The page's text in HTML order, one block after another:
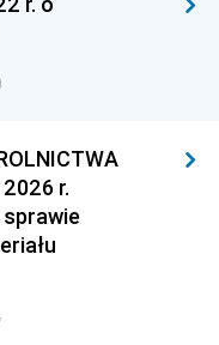
r.